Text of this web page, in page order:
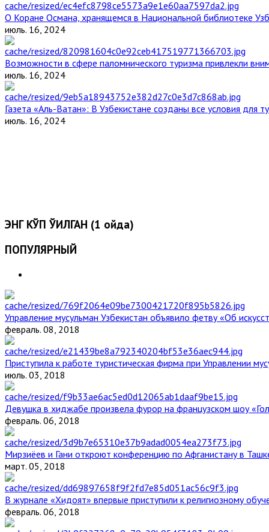
О Коране Османа, хранящемся в Национальной библиотеке
июль. 16, 2024
Возможности в сфере паломнического туризма привлекли
июль. 16, 2024
Газета «Аль-Ватан»: В Узбекистане созданы все условия для
июль. 16, 2024
ЭНГ КЎП ЎҚИЛГАН (1 ойда)
ПОПУЛЯРНЫЙ
Управление мусульман Узбекистан объявило фетву «Об
февраль. 08, 2018
Приступила к работе туристическая фирма при Управлении
июль. 03, 2018
Девушка в хиджабе произвела фурор на французском шоу
февраль. 06, 2018
Мирзиёев и Гани откроют конференцию по Афганистану в
март. 05, 2018
В журнале «Хидоят» впервые приступили к религиозному
февраль. 06, 2018